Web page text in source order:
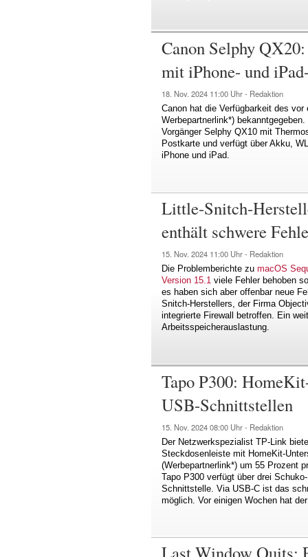
Canon Selphy
mit iPhone- und
18. Nov. 2024 11:00 Uhr - Redaktion
Canon hat die Verfügbarkeit des
Werbepartnerlink*)
Vorgänger Selphy QX10 mit
Postkarte und verfügt über Akku,
iPhone und iPad.
Little-Snitch-
enthält schwere
15. Nov. 2024 11:00 Uhr - Redaktion
Die Problemberichte zu macOS
Version 15.1 viele Fehler behoben
es haben sich aber offenbar neue
Snitch-Herstellers, der Firma
integrierte Firewall betroffen. Ein
Arbeitsspeicherauslastung.
Tapo P300:
USB-Schnittstellen
15. Nov. 202408:00 Uhr - Redaktion
Der Netzwerkspezialist TP-Link
Steckdosenleiste mit HomeKit-
(Werbepartnerlink*) um 55 Prozent
Tapo P300 verfügt über drei
Schnittstelle. Via USB-C ist das
möglich. Vor einigen Wochen hat